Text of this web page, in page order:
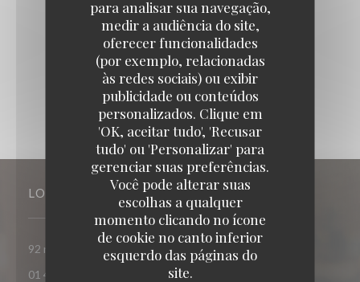
para analisar sua navegação,
medir a audiência do site,
oferecer funcionalidades
(por exemplo, relacionadas
às redes sociais) ou exibir
publicidade ou conteúdos
personalizados. Clique em
'OK, aceitar tudo', 'Recusar
tudo' ou 'Personalizar' para
gerenciar suas preferências.
Você pode alterar suas
escolhas a qualquer
momento clicando no ícone
de cookie no canto inferior
esquerdo das páginas do
site.
MENU
75,00 EUR
LOCAL
92 rue du faubourg poissonnière 75010 Paris
01 48 74 53 22
JJII